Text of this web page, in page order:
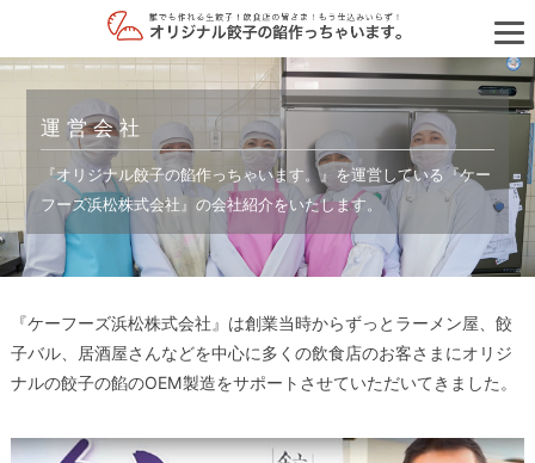
運営会社
『オリジナル餃子の餡作っちゃいます。』を運営している『ケー
フーズ浜松株式会社』の会社紹介をいたします。
『ケーフーズ浜松株式会社』は創業当時からずっとラーメン屋、餃
子バル、居酒屋さんなどを中心に多くの飲食店のお客さまにオリジ
ナルの餃子の餡のOEM製造をサポートさせていただいてきました。